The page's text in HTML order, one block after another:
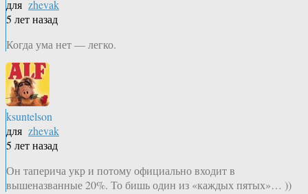
для zhevak
5 лет назад
Когда ума нет — легко.
ksuntelson
для zhevak
5 лет назад
Он таперича укр и потому официально входит в
вышеназванные 20%. То бишь один из «каждых пятых»… ))